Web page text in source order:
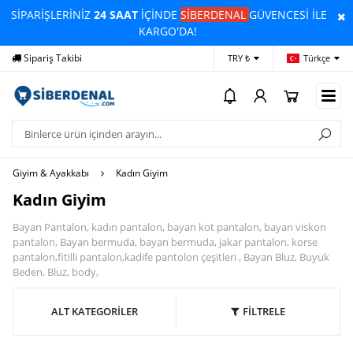
SİPARİŞLERİNİZ24 SAAT İÇİNDESİBERDENALGÜVENCESİ İLE
KARGO'DA!
Sipariş Takibi TRY ₺ Türkçe
Giyim & Ayakkabı Kadın Giyim
Kadın Giyim
Bayan Pantalon, kadın pantalon, bayan kot pantalon, bayan viskon
pantalon, Bayan bermuda, bayan bermuda, jakar pantalon, korse
pantalon,fitilli pantalon,kadife pantolon çeşitleri , Bayan Bluz, Buyuk
Beden, Bluz, body,
ALT KATEGORİLER FİLTRELE